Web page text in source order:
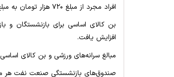
افراد مجرد از مبلغ ۷۲۰ هزار تومان به مبلغ ۸۶۴ هزار تومان افزایش یافت.
افزایش یافت.
مبالغ سرانه‌های ورزشی و بن کالای اساسی
صندوق‌های بازنشستگی صنعت نفت هر